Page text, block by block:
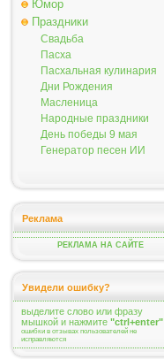
Юмор
Праздники
Свадьба
Пасха
Пасхальная кулинария
Дни Рождения
Масленица
Народные праздники
День победы 9 мая
Генератор песен ИИ
Реклама
РЕКЛАМА НА САЙТЕ
Увидели ошибку?
выделите слово или фразу
мышкой и нажмите "ctrl+enter"
ошибки в отзывах пользователей не
исправляются